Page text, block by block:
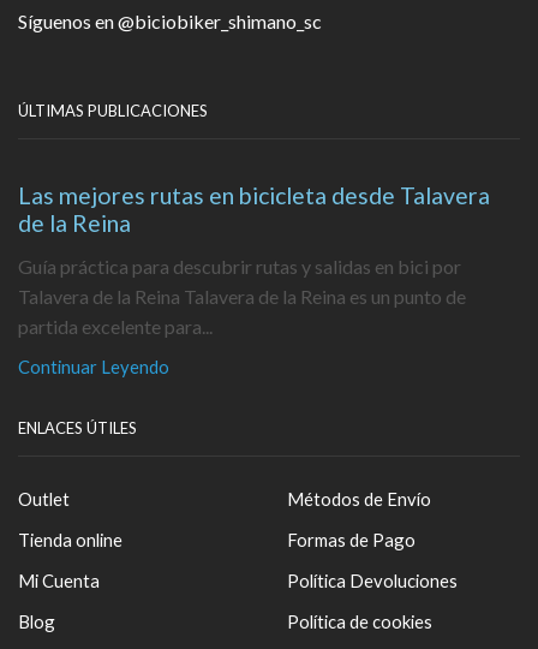
Síguenos en@biciobiker_shimano_sc
ÚLTIMAS PUBLICACIONES
Las mejores rutas en bicicleta desde Talavera
de la Reina
Guía práctica para descubrir rutas y salidas en bici por
Talavera de la Reina Talavera de la Reina es un punto de
partida excelente para...
Continuar Leyendo
ENLACES ÚTILES
Outlet
Tienda online
Mi Cuenta
Blog
Métodos de Envío
Formas de Pago
Política Devoluciones
Política de cookies